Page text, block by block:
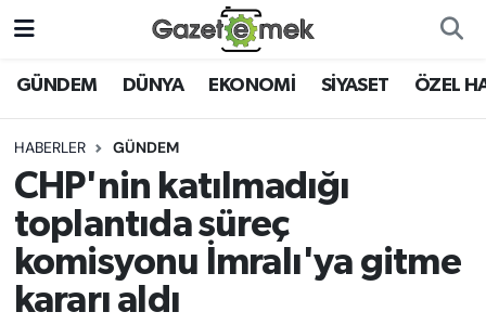
GÜNDEM DÜNYA EKONOMİ SİYASET ÖZEL
HABERLER GÜNDEM
CHP'nin katılmadığı
toplantıda süreç
komisyonu İmralı'ya gitme
kararı aldı
DÜNYA
EKONOMİ
EMEK HABERLERİ
YENİ MEDYADA EMEK
GAZETECİLİĞİNİ GELİŞTİRMEK
Nöbetçi Eczaneler
Hava Durumu
İstanbul Namaz Vakitleri
Trafik Durumu
Süper Lig Puan Durumu ve Fikstür